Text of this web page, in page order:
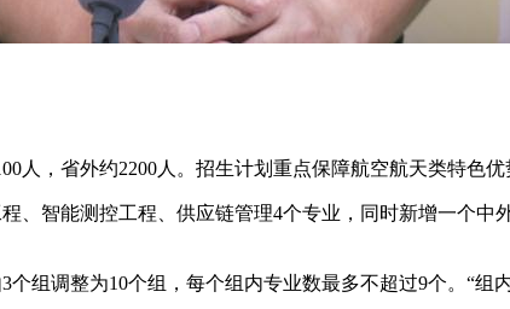
，省外约2200人。招生计划重点保障航空航天类特色优
、智能测控工程、供应链管理4个专业，同时新增一个
组调整为10个组，每个组内专业数最多不超过9个。“组